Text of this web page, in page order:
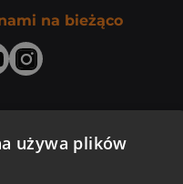
na bieżąco
używa plików